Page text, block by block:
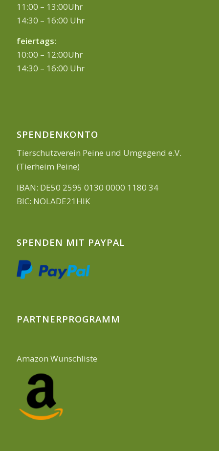
11:00 – 13:00Uhr
14:30 – 16:00 Uhr
feiertags:
10:00 – 12:00Uhr
14:30 – 16:00 Uhr
SPENDENKONTO
Tierschutzverein Peine und Umgegend e.V.
(Tierheim Peine)
IBAN: DE50 2595 0130 0000 1180 34
BIC: NOLADE21HIK
SPENDEN MIT PAYPAL
PARTNERPROGRAMM
Amazon Wunschliste